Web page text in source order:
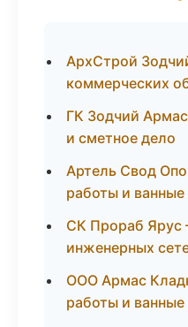
АрхСтрой
коммерческих
ГК Зодчий
и сметное дело
Артель Свод
работы и
СК Прораб
инженерных
ООО Армас
работы и